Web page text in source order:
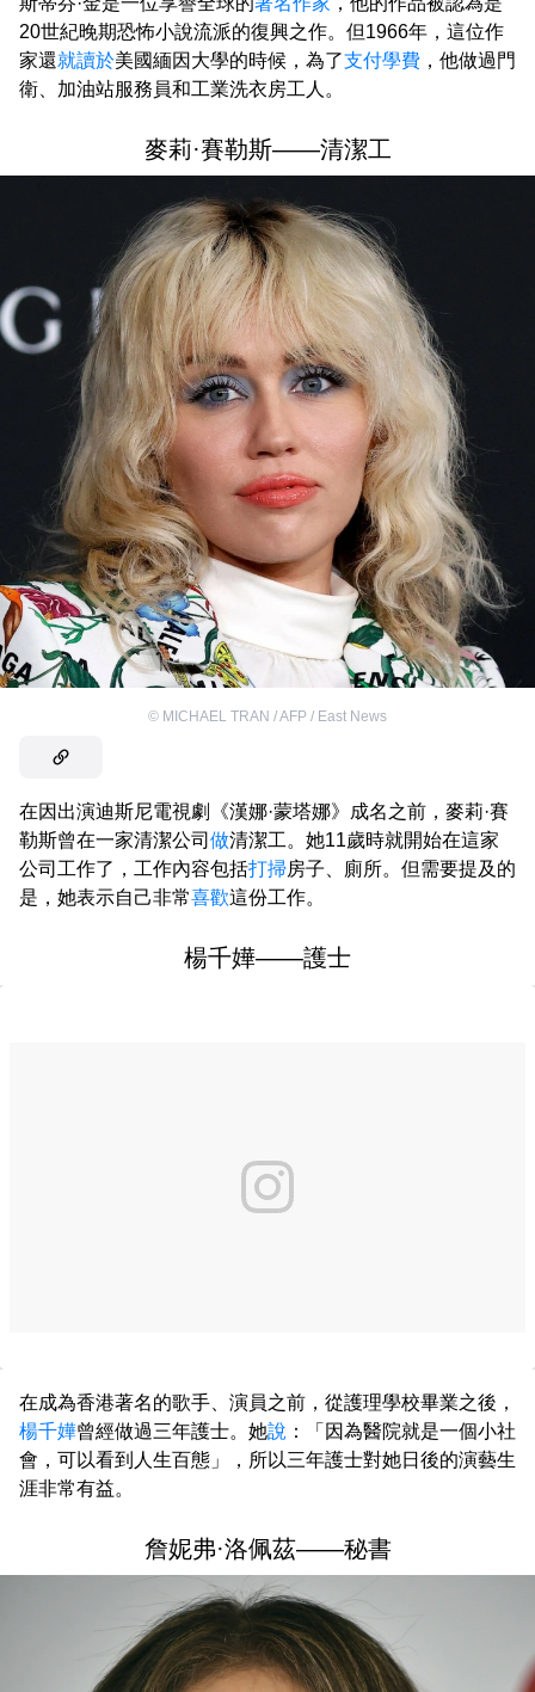
20世紀晚期恐怖小說流派的復興之作。但1966年，這位作
家還就讀於美國緬因大學的時候，為了支付學費 ，他做過門
衛、加油站服務員和工業洗衣房工人。
麥莉·賽勒斯——清潔工
© MICHAEL TRAN / AFP / East News
在因出演迪斯尼電視劇《漢娜·蒙塔娜》成名之前，麥莉·賽
勒斯曾在一家清潔公司 做清潔工。她11歲時就開始在這家
公司工作了，工作內容包括打掃房子、廁所。但需要提及的
是，她表示自己非常喜歡這份工作。
楊千嬅——護士
在成為香港著名的歌手、演員之前，從護理學校畢業之後，
楊千嬅曾經做過三年護士。她說 ：「因為醫院就是一個小社
會，可以看到人生百態」，所以三年護士對她日後的演藝生
涯非常有益。
詹妮弗·洛佩茲——秘書